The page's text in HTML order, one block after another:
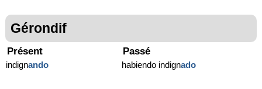
Gérondif
Présent
indignando
Passé
habiendo indignado